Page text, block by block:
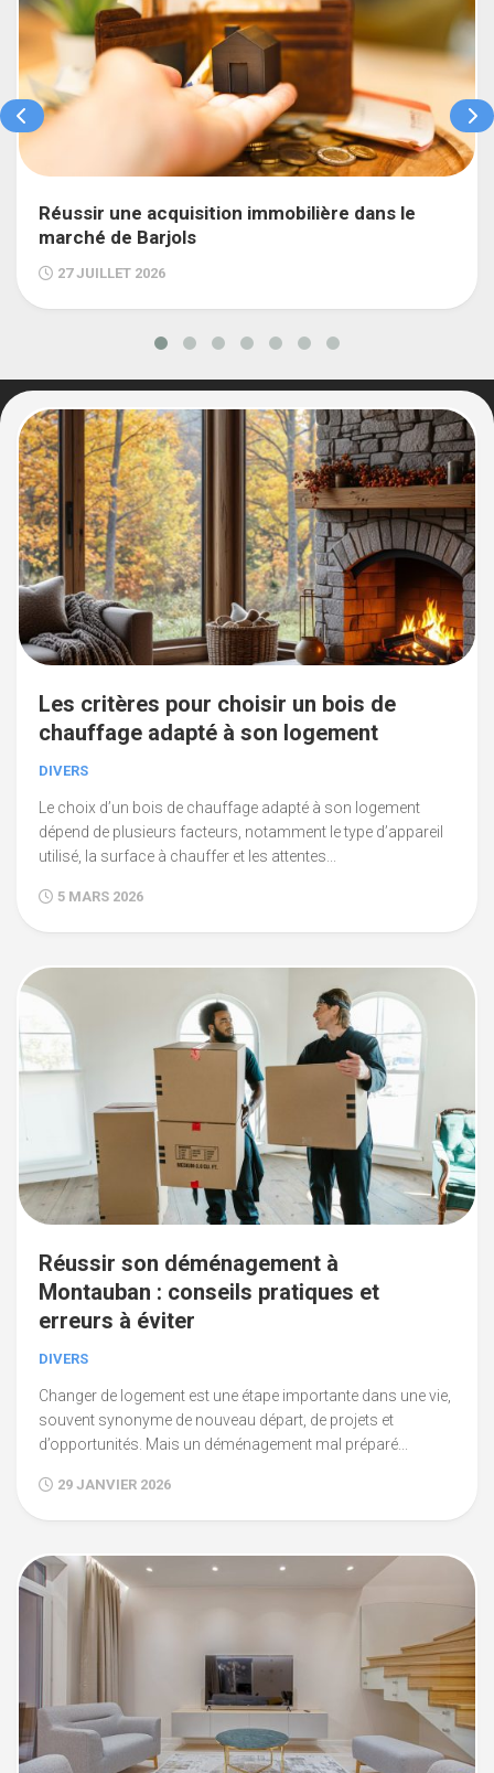
Réussir une acquisition immobilière dans le
marché de Barjols
27 JUILLET 2026
Les critères pour choisir un bois de
chauffage adapté à son logement
DIVERS
Le choix d’un bois de chauffage adapté à son logement
dépend de plusieurs facteurs, notamment le type d’appareil
utilisé, la surface à chauffer et les attentes...
5 MARS 2026
Réussir son déménagement à
Montauban : conseils pratiques et
erreurs à éviter
DIVERS
Changer de logement est une étape importante dans une vie,
souvent synonyme de nouveau départ, de projets et
d’opportunités. Mais un déménagement mal préparé...
29 JANVIER 2026